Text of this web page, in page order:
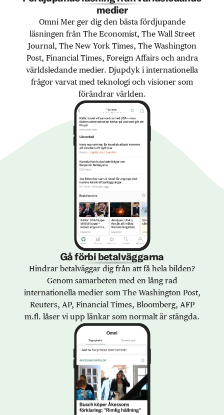
medier
Omni Mer ger dig den bästa fördjupande
läsningen från The Economist, The Wall Street
Journal, The New York Times, The Washington
Post, Financial Times, Foreign Affairs och andra
världsledande medier. Djupdyk i internationella
frågor varvat med teknologi och visioner som
förändrar världen.
Gå förbi betalväggarna
Hindrar betalväggar dig från att få hela bilden?
Genom samarbeten med en lång rad
internationella medier som The Washington Post,
Reuters, AP, Financial Times, Bloomberg, AFP
m.fl. låser vi upp länkar som normalt är stängda.